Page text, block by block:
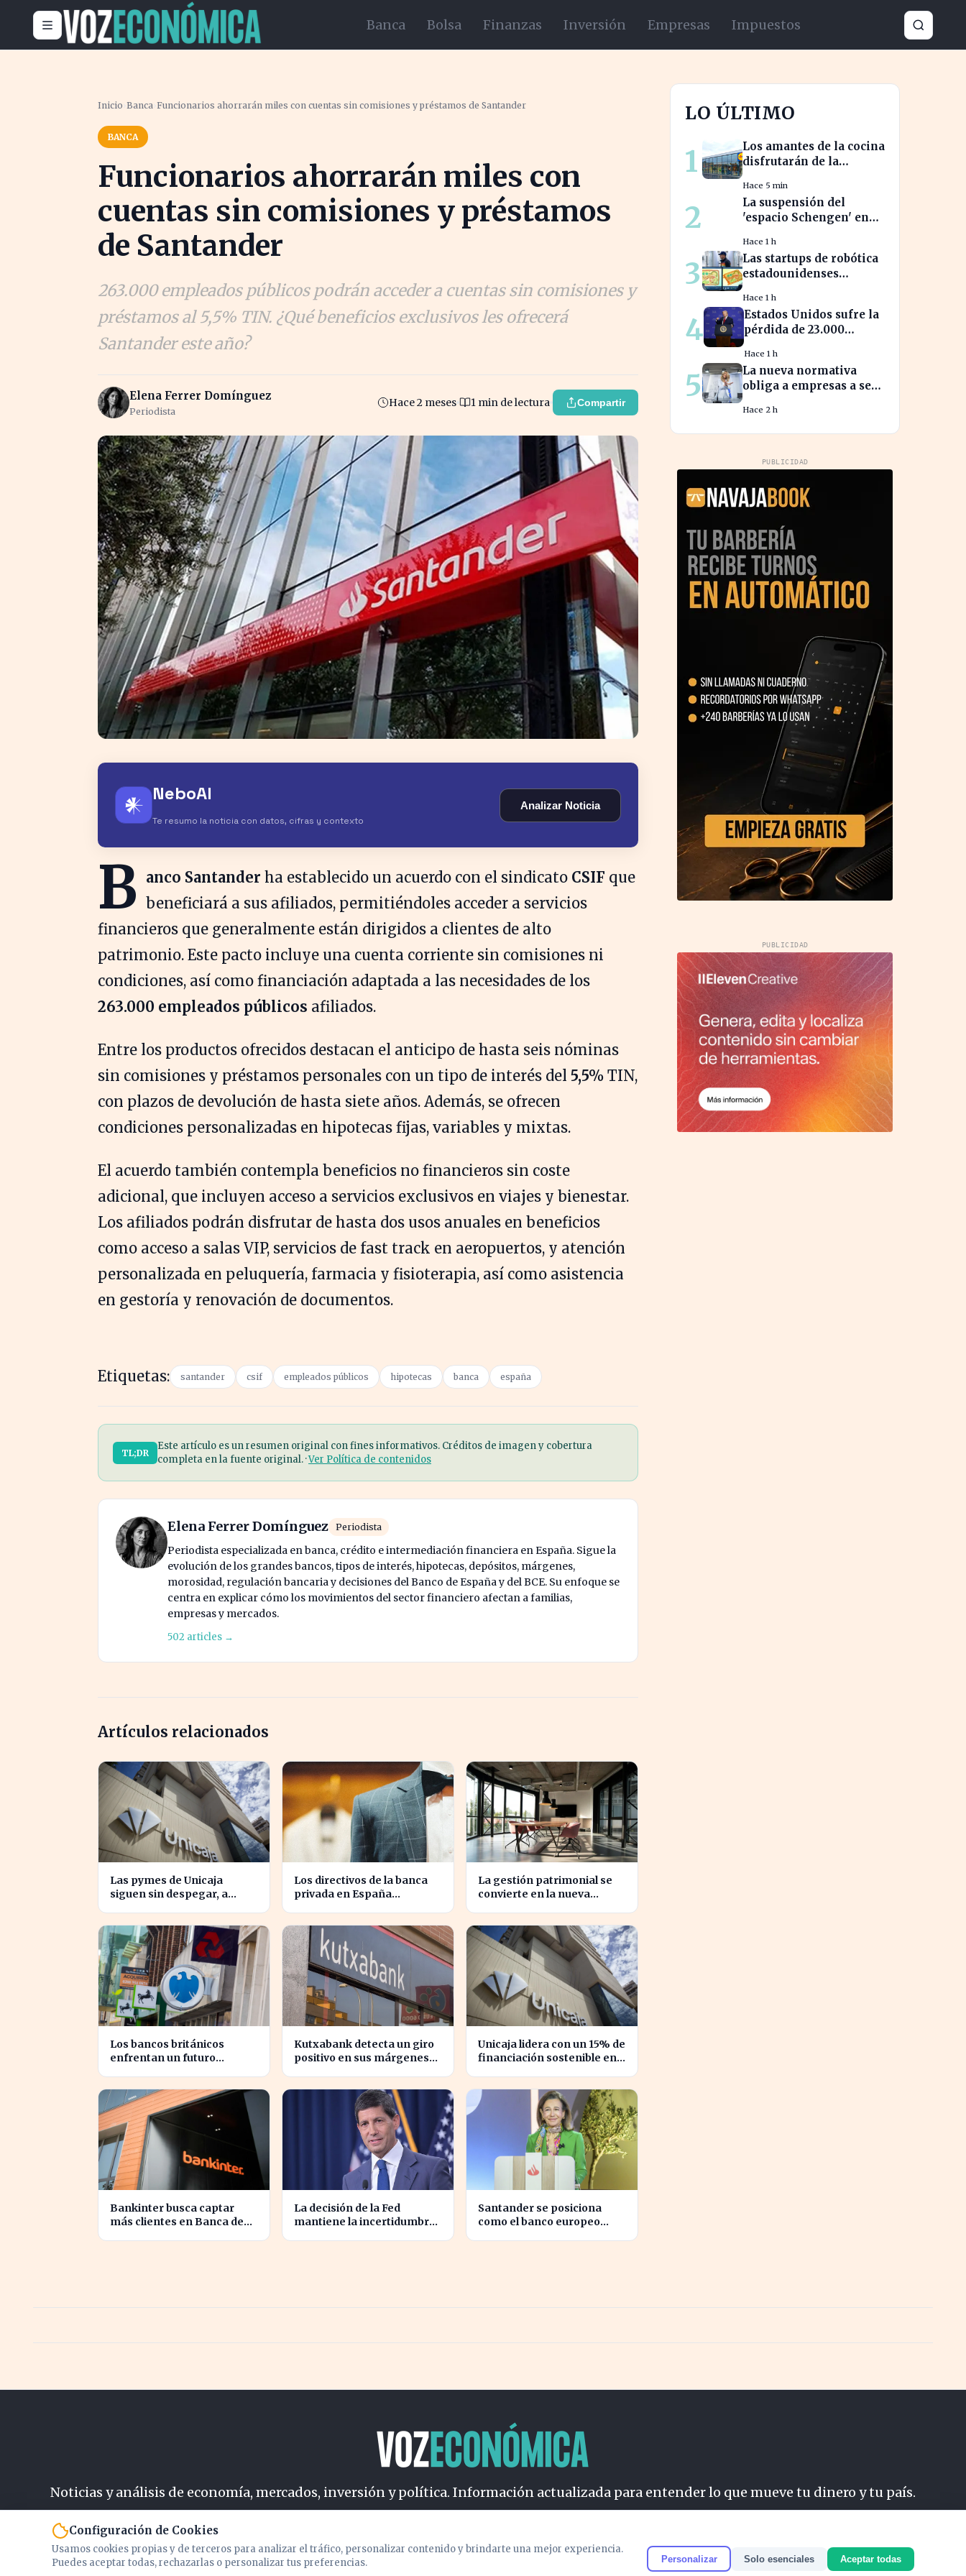
Banca Bolsa Finanzas Inversión Empresas Impuestos
Inicio ›Banca›Funcionarios ahorrarán miles con cuentas sin comisiones y préstamos de Santander
BANCA
Funcionarios ahorrarán miles con
cuentas sin comisiones y préstamos
de Santander
263.000 empleados públicos podrán acceder a cuentas sin comisiones y
préstamos al 5,5% TIN. ¿Qué beneficios exclusivos les ofrecerá
Santander este año?
Elena Ferrer Domínguez
Periodista
Hace 2 meses 1 min de lectura Compartir
𒀭 NeboAI
Te resumo la noticia con datos, cifras y contexto
Analizar Noticia
B anco Santander ha establecido un acuerdo con el sindicato CSIF que
beneficiará a sus afiliados, permitiéndoles acceder a servicios
financieros que generalmente están dirigidos a clientes de alto
patrimonio. Este pacto incluye una cuenta corriente sin comisiones ni
condiciones, así como financiación adaptada a las necesidades de los
263.000 empleados públicos afiliados.
Entre los productos ofrecidos destacan el anticipo de hasta seis nóminas
sin comisiones y préstamos personales con un tipo de interés del 5,5% TIN,
con plazos de devolución de hasta siete años. Además, se ofrecen
condiciones personalizadas en hipotecas fijas, variables y mixtas.
El acuerdo también contempla beneficios no financieros sin coste
adicional, que incluyen acceso a servicios exclusivos en viajes y bienestar.
Los afiliados podrán disfrutar de hasta dos usos anuales en beneficios
como acceso a salas VIP, servicios de fast track en aeropuertos, y atención
personalizada en peluquería, farmacia y fisioterapia, así como asistencia
en gestoría y renovación de documentos.
Etiquetas: santander csif empleados públicos hipotecas banca españa
TL;DR
Este artículo es un resumen original con fines informativos. Créditos de imagen y cobertura
completa en la fuente original. ·Ver Política de contenidos
Elena Ferrer Domínguez Periodista
Periodista especializada en banca, crédito e intermediación financiera en España. Sigue la
evolución de los grandes bancos, tipos de interés, hipotecas, depósitos, márgenes,
morosidad, regulación bancaria y decisiones del Banco de España y del BCE. Su enfoque se
centra en explicar cómo los movimientos del sector financiero afectan a familias,
empresas y mercados.
502 articles →
Artículos relacionados
Las pymes de Unicaja
siguen sin despegar, a
Los directivos de la banca
privada en España
La gestión patrimonial se
convierte en la nueva
Los bancos británicos
enfrentan un futuro
Kutxabank detecta un giro
positivo en sus márgenes
Unicaja lidera con un 15% de
financiación sostenible en
Bankinter busca captar
más clientes en Banca de
La decisión de la Fed
mantiene la incertidumbre
Santander se posiciona
como el banco europeo
LO ÚLTIMO
1
Los amantes de la cocina
disfrutarán de la
por menos de 40 euros
Hace 5 min
2
La suspensión del
'espacio Schengen' en
los viajeros en Europa?
Hace 1 h
3
Las startups de robótica
estadounidenses
para reducir costes
Hace 1 h
4
Estados Unidos sufre la
pérdida de 23.000
de la guerra
Hace 1 h
5
La nueva normativa
obliga a empresas a ser
salarios entre
trabajadores en puestos
Hace 2 h
PUBLICIDAD
PUBLICIDAD
Noticias y análisis de economía, mercados, inversión y política. Información actualizada para entender lo que mueve tu dinero y tu país.
Configuración de Cookies
Usamos cookies propias y de terceros para analizar el tráfico, personalizar contenido y brindarte una mejor experiencia.
Puedes aceptar todas, rechazarlas o personalizar tus preferencias.
Personalizar Solo esenciales Aceptar todas